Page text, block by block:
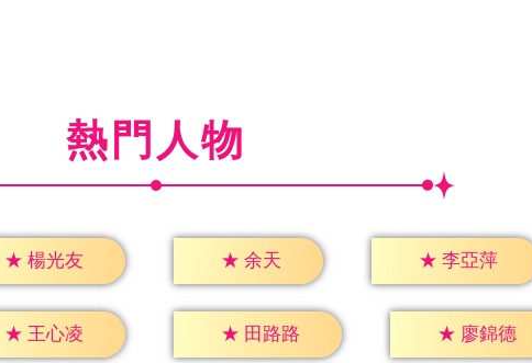
熱門人物
★ 楊光友 ★ 余天 ★ 李亞萍
★ 王心凌 ★ 田路路 ★ 廖錦德